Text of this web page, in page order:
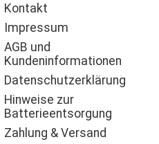
Kontakt
Impressum
AGB und
Kundeninformationen
Datenschutzerklärung
Hinweise zur
Batterieentsorgung
Zahlung & Versand